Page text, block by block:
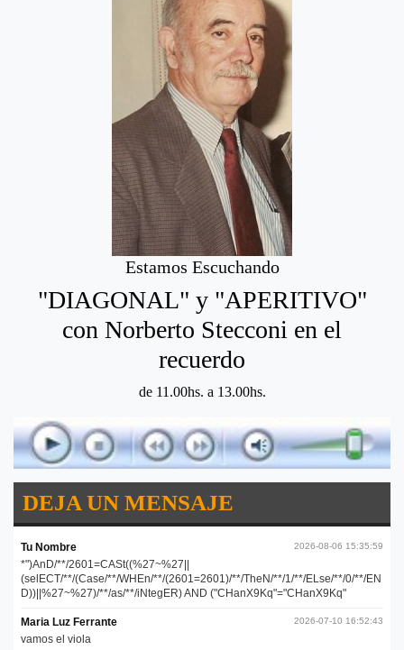
Estamos Escuchando
"DIAGONAL" y "APERITIVO"
con Norberto Stecconi en el
recuerdo
de 11.00hs. a 13.00hs.
DEJA UN MENSAJE